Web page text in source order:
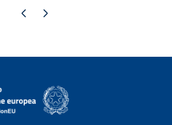
Pagina precedente
Pagina successiva